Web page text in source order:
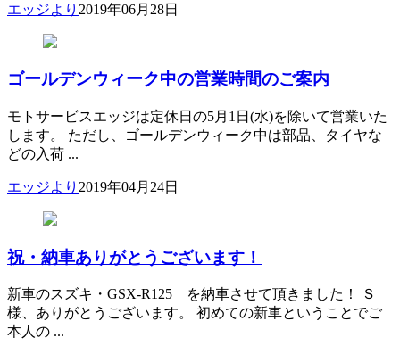
エッジより 2019年06月28日
ゴールデンウィーク中の営業時間のご案内
モトサービスエッジは定休日の5月1日(水)を除いて営業いた
します。 ただし、ゴールデンウィーク中は部品、タイヤな
どの入荷 ...
エッジより 2019年04月24日
祝・納車ありがとうございます！
新車のスズキ・GSX-R125 を納車させて頂きました！ Ｓ
様、ありがとうございます。 初めての新車ということでご
本人の ...